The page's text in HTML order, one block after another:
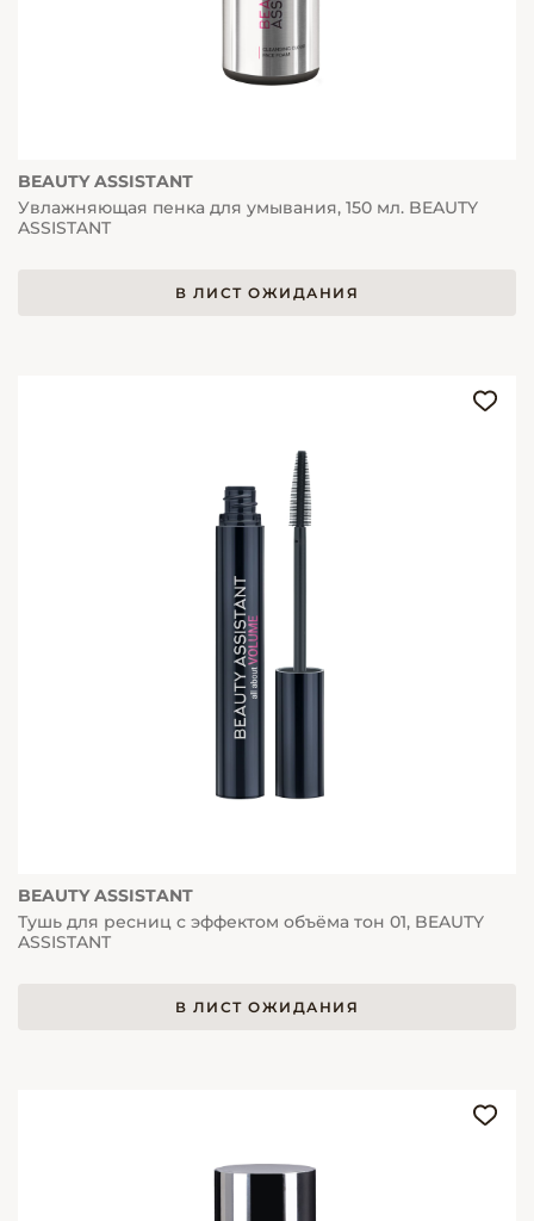
BEAUTY ASSISTANT
Увлажняющая пенка для умывания, 150 мл. BEAUTY
ASSISTANT
В ЛИСТ ОЖИДАНИЯ
BEAUTY ASSISTANT
Тушь для ресниц с эффектом объёма тон 01, BEAUTY
ASSISTANT
В ЛИСТ ОЖИДАНИЯ